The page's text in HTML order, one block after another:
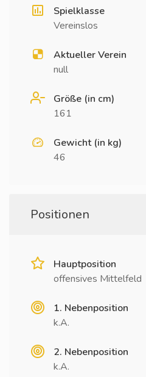
Spielklasse
Vereinslos
Aktueller Verein
null
Größe (in cm)
161
Gewicht (in kg)
46
Positionen
Hauptposition
offensives Mittelfeld
1. Nebenposition
k.A.
2. Nebenposition
k.A.